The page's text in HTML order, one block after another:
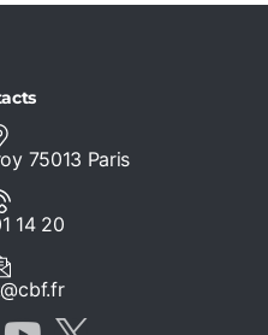
75013 Paris
14 20